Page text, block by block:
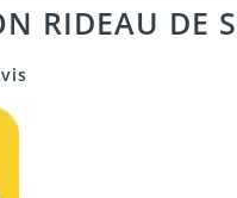
RIDEAU DE